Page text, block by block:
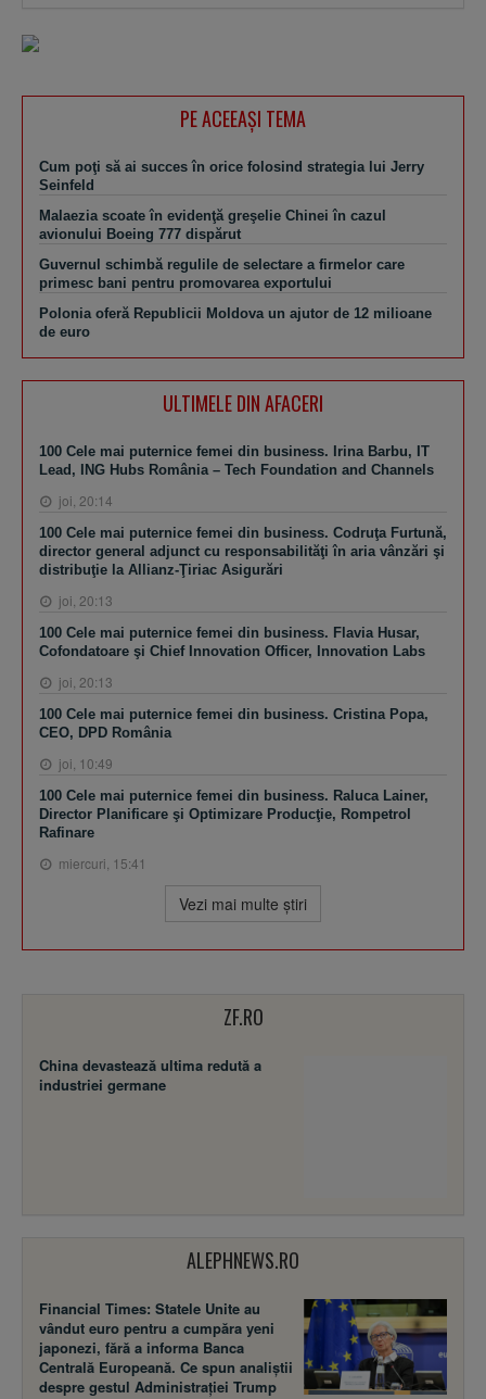
PE ACEEAŞI TEMA
Cum poţi să ai succes în orice folosind strategia lui Jerry
Seinfeld
Malaezia scoate în evidenţă greşelie Chinei în cazul
avionului Boeing 777 dispărut
Guvernul schimbă regulile de selectare a firmelor care
primesc bani pentru promovarea exportului
Polonia oferă Republicii Moldova un ajutor de 12 milioane
de euro
ULTIMELE DIN AFACERI
100 Cele mai puternice femei din business. Irina Barbu, IT
Lead, ING Hubs România – Tech Foundation and Channels
joi, 20:14
100 Cele mai puternice femei din business. Codruţa Furtună,
director general adjunct cu responsabilităţi în aria vânzări şi
distribuţie la Allianz-Ţiriac Asigurări
joi, 20:13
100 Cele mai puternice femei din business. Flavia Husar,
Cofondatoare şi Chief Innovation Officer, Innovation Labs
joi, 20:13
100 Cele mai puternice femei din business. Cristina Popa,
CEO, DPD România
joi, 10:49
100 Cele mai puternice femei din business. Raluca Lainer,
Director Planificare şi Optimizare Producţie, Rompetrol
Rafinare
miercuri, 15:41
Vezi mai multe ştiri
ZF.RO
China devastează ultima redută a
industriei germane
ALEPHNEWS.RO
Financial Times: Statele Unite au
vândut euro pentru a cumpăra yeni
japonezi, fără a informa Banca
Centrală Europeană. Ce spun analiștii
despre gestul Administrației Trump